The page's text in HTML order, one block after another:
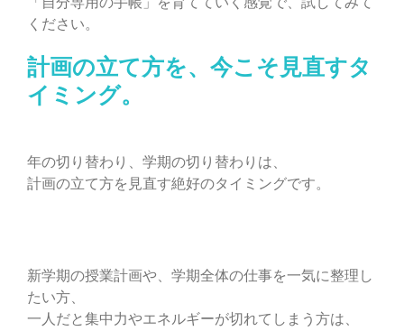
ください。
計画の立て方を、今こそ見直すタ
イミング。
年の切り替わり、学期の切り替わりは、
計画の立て方を見直す絶好のタイミングです。
新学期の授業計画や、学期全体の仕事を一気に整理し
たい方、
一人だと集中力やエネルギーが切れてしまう方は、